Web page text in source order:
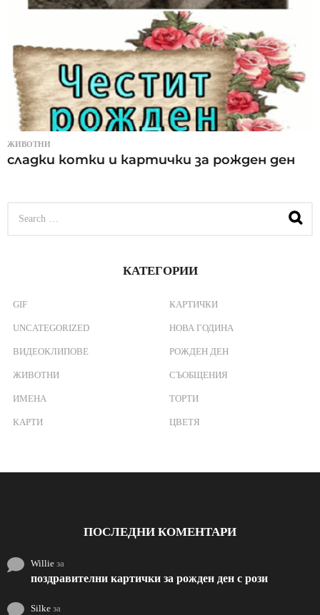
ЖИВОТНИ
сладки котки и картички за рожден ден
КАТЕГОРИИ
GIF
UNCATEGORIZED
ВИДЕОКЛИПОВЕ
ЖИВОТНИ
ИМЕНА
КАРТИ
КАРТИЧКИ
НОВА ГОДИНА
РОЖДЕН ДЕН
СЪОБЩЕНИЯ
ТОРТИ
ЦВЕТЯ
ПОСЛЕДНИ КОМЕНТАРИ
Willie за
поздравителни картички за рожден ден с рози
Silke за